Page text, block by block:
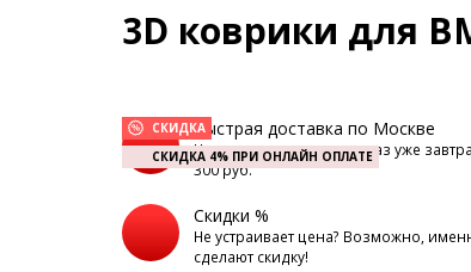
3D коврики для
СКИДКА
СКИДКА 4% ПРИ ОНЛАЙН ОПЛАТЕ
Быстрая доставка по Москве
Наш курьер доставит заказ уже
300 руб.
Скидки %
Не устраивает цена? Возможно,
сделают скидку!